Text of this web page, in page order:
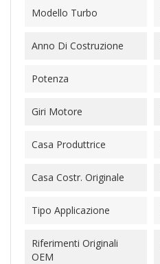
Modello Turbo
Anno Di Costruzione
Potenza
Giri Motore
Casa Produttrice
Casa Costr. Originale
Tipo Applicazione
Riferimenti Originali
OEM